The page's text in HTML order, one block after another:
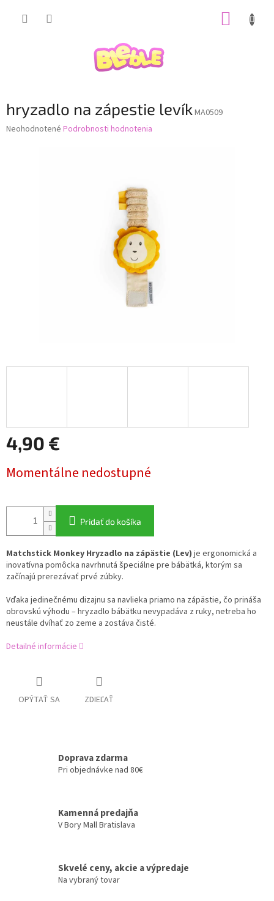
hryzadlo na zápestie levík MA0509
Priemerné
Neohodnotené Podrobnosti hodnotenia
4,90 €
cena:
Momentálne nedostupné
Pridať do košíka
Matchstick Monkey Hryzadlo na zápästie (Lev) je ergonomická a
inovatívna pomôcka navrhnutá špeciálne pre bábätká, ktorým sa
začínajú prerezávať prvé zúbky.
Vďaka jedinečnému dizajnu sa navlieka priamo na zápästie, čo prináša
obrovskú výhodu – hryzadlo bábätku nevypadáva z ruky, netreba ho
neustále dvíhať zo zeme a zostáva čisté.
Detailné informácie
OPÝTAŤ SA ZDIEĽAŤ
Doprava zdarma
Pri objednávke nad 80€
Kamenná predajňa
V Bory Mall Bratislava
Skvelé ceny, akcie a výpredaje
Na vybraný tovar